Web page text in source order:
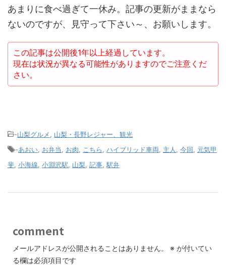
あまりに食べ過ぎて一休み。記事の更新がままなら
ないのですが、見守って下さい～、お願いします。
この記事は公開後1年以上経過しています。
現在は状況が異なる可能性がありますのでご注意くだ
さい。
-山梨グルメ
山梨・長野レジャー、観光
-あおい お弁当 お肉 こちら ハイブリッド車両 主人 今回
元気甲
斐 小海線 小淵沢駅 山梨 記事 駅弁
comment
メールアドレスが公開されることはありません。 ※ が付いてい
る欄は必須項目です